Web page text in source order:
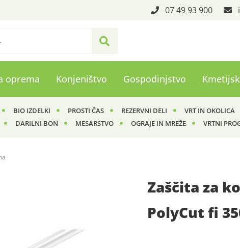
07 49 93 900
oprema Konjeništvo Gospodinjstvo
BIO IZDELKI PROSTI ČAS REZERVNI DELI VRT IN OKOLICA
DARILNI BON MESARSTVO OGRAJE IN MREŽE VRTNI
Zaščita za
PolyCut fi